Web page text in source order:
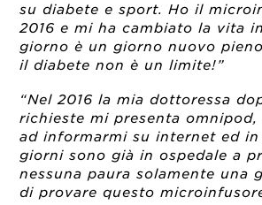
su diabete e sport. Ho il
2016 e mi ha cambiato la vita
giorno è un giorno nuovo
il diabete non è un limite!”
“Nel 2016 la mia dottoressa
richieste mi presenta
ad informarmi su internet ed
giorni sono già in ospedale a
nessuna paura solamente una
di provare questo